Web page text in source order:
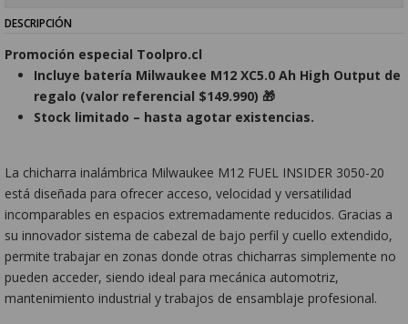
DESCRIPCIÓN
Promoción especial Toolpro.cl
Incluye batería Milwaukee M12 XC5.0 Ah High Output de
regalo (valor referencial $149.990) 🎁
Stock limitado – hasta agotar existencias.
La chicharra inalámbrica Milwaukee M12 FUEL INSIDER 3050-20
está diseñada para ofrecer acceso, velocidad y versatilidad
incomparables en espacios extremadamente reducidos. Gracias a
su innovador sistema de cabezal de bajo perfil y cuello extendido,
permite trabajar en zonas donde otras chicharras simplemente no
pueden acceder, siendo ideal para mecánica automotriz,
mantenimiento industrial y trabajos de ensamblaje profesional.